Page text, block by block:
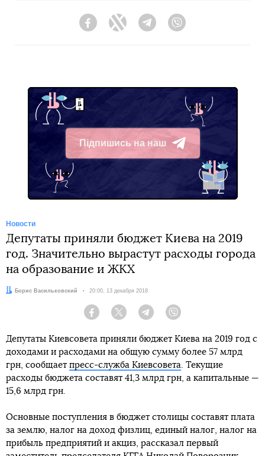
FacebookTwitter Telegram
Підпишись на наш
Telegram
Новости
Депутаты приняли бюджет Киева на 2019
год. Значительно вырастут расходы города
на образование и ЖКХ
Автор:Борис Васильковский Дата:
20:00, 13 декабря 2018
Facebook Twitter Telegram
Депутаты Киевсовета приняли бюджет Киева на 2019 год с
доходами и расходами на общую сумму более 57 млрд
грн, сообщает пресс-служба Киевсовета. Текущие
расходы бюджета составят 41,3 млрд грн, а капитальные —
15,6 млрд грн.
Основные поступления в бюджет столицы составят плата
за землю, налог на доход физлиц, единый налог, налог на
прибыль предприятий и акциз, рассказал первый